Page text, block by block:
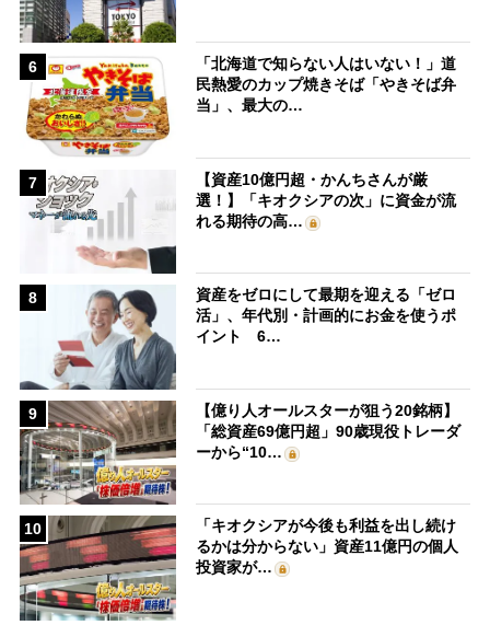
6
「北海道で知らない人はいない！」道
民熱愛のカップ焼きそば「やきそば弁
当」、最大の…
7
【資産10億円超・かんちさんが厳
選！】「キオクシアの次」に資金が流
れる期待の高…
8
資産をゼロにして最期を迎える「ゼロ
活」、年代別・計画的にお金を使うポ
イント 6…
9
【億り人オールスターが狙う20銘柄】
「総資産69億円超」90歳現役トレーダ
ーから“10…
10
「キオクシアが今後も利益を出し続け
るかは分からない」資産11億円の個人
投資家が…